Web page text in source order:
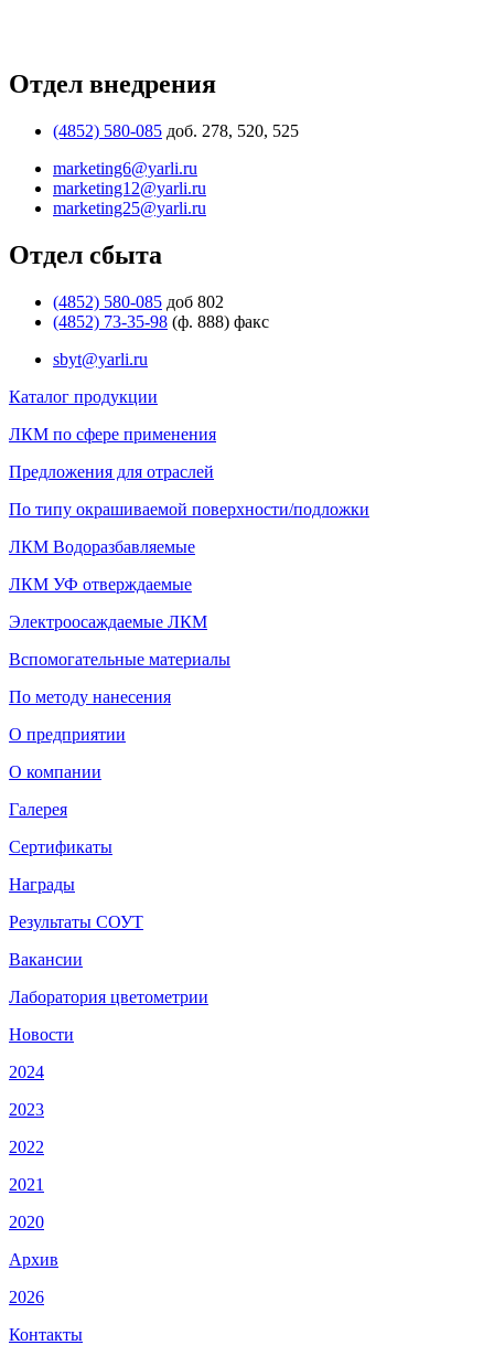
Отдел внедрения
(4852) 580-085 доб. 278, 520, 525
marketing6@yarli.ru
marketing12@yarli.ru
marketing25@yarli.ru
Отдел сбыта
(4852) 580-085 доб 802
(4852) 73-35-98 (ф. 888) факс
sbyt@yarli.ru
Каталог продукции
ЛКМ по сфере применения
Предложения для отраслей
По типу окрашиваемой поверхности/подложки
ЛКМ Водоразбавляемые
ЛКМ УФ отверждаемые
Электроосаждаемые ЛКМ
Вспомогательные материалы
По методу нанесения
О предприятии
О компании
Галерея
Сертификаты
Награды
Результаты СОУТ
Вакансии
Лаборатория цветометрии
Новости
2024
2023
2022
2021
2020
Архив
2026
Контакты